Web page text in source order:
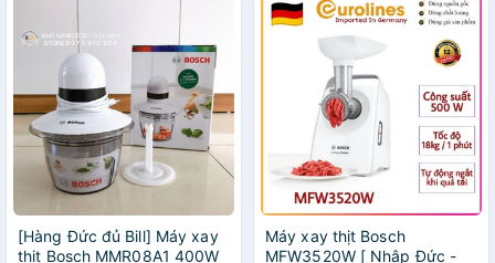
[Hàng Đức đủ Bill] Máy xay
thịt Bosch MMR08A1 400W
Máy xay thịt Bosch
MFW3520W [ Nhập Đức -